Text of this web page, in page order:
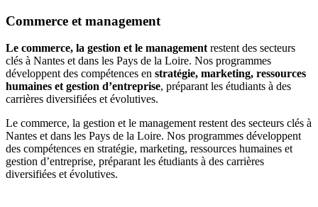
Commerce et management
Le commerce, la gestion et le management restent des secteurs
clés à Nantes et dans les Pays de la Loire. Nos programmes
développent des compétences en stratégie, marketing, ressources
humaines et gestion d’entreprise, préparant les étudiants à des
carrières diversifiées et évolutives.
Le commerce, la gestion et le management restent des secteurs clés à
Nantes et dans les Pays de la Loire. Nos programmes développent
des compétences en stratégie, marketing, ressources humaines et
gestion d’entreprise, préparant les étudiants à des carrières
diversifiées et évolutives.